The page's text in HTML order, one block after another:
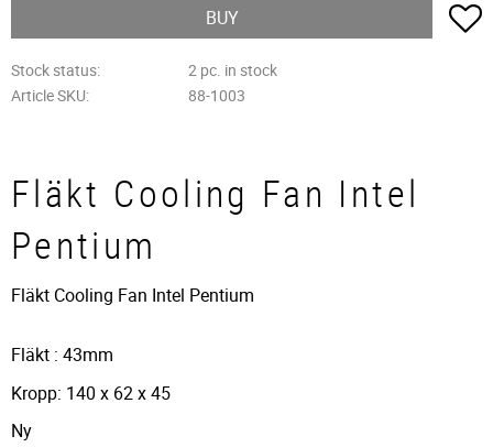
BUY
Stock status
2 pc. in stock
Article SKU
88-1003
Fläkt Cooling Fan Intel
Pentium
Fläkt Cooling Fan Intel Pentium
Fläkt : 43mm
Kropp: 140 x 62 x 45
Ny